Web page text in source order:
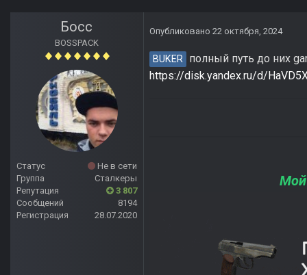
Босс
BOSSPACK
Статус
Не в сети
Группа
Сталкеры
Репутация
3 807
Сообщений
8194
Регистрация
28.07.2020
Опубликовано 22 октября, 2024
BUKER полный путь до них
https://disk.yandex.ru/d/